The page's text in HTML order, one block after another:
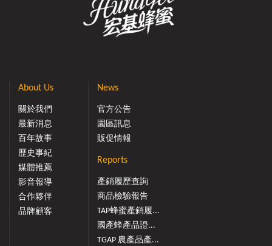
About Us
關於我們
最新消息
百年故事
歷史事紀
媒體推薦
影音報導
合作夥伴
品牌顧客
News
官方公告
園區訊息
販促情報
Reports
產銷履歷查詢
商品檢驗報告
TAP蜂蜜產銷履...
國產蜂產品證...
TGAP 農產品產...